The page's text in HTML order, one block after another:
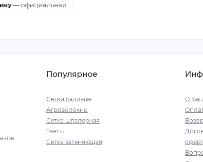
— официальная
Популярное
Сетки садовые
Агроволокно
Сетка шпалерная
Тенты
Сетка затеняющая
О